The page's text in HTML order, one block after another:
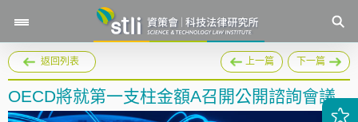
返回列表 上一篇 下一篇
OECD將就第一支柱金額A召開公開諮詢會議